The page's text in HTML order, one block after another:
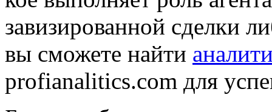
завизированной сделки
вы сможете найти
profianalitics.com для